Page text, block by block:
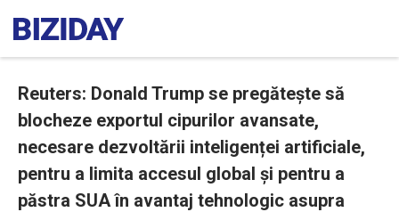
Reuters: Donald Trump se pregătește să
blocheze exportul cipurilor avansate,
necesare dezvoltării inteligenței artificiale,
pentru a limita accesul global și pentru a
păstra SUA în avantaj tehnologic asupra